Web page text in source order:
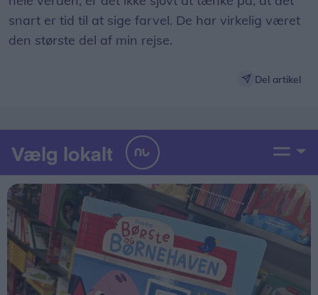
snart er tid til at sige farvel. De har virkelig været
den største del af min rejse.
Del artikel